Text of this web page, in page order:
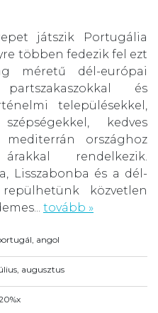
játszik Portugália
többen fedezik fel ezt
méretű dél-európai
és
településekkel,
kedves
országhoz
rendelkezik.
Lisszabonba és a dél-
közvetlen
tovább »
angol
augusztus